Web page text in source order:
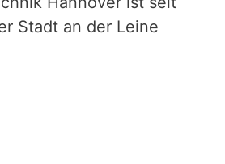
Stadt an der Leine